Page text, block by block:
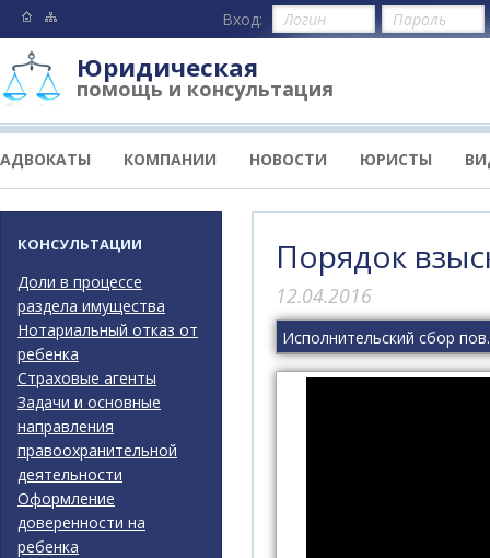
Вход:
Юридическая
помощь и консультация
АДВОКАТЫ КОМПАНИИ НОВОСТИ ЮРИСТЫ
Порядок
12.04.2016
КОНСУЛЬТАЦИИ
Доли в процессе
раздела имущества
Нотариальный отказ от
ребенка
Страховые агенты
Задачи и основные
направления
правоохранительной
деятельности
Оформление
доверенности на
ребенка